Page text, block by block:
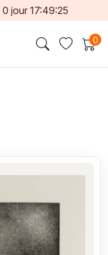
0 jour 17:49:24
0